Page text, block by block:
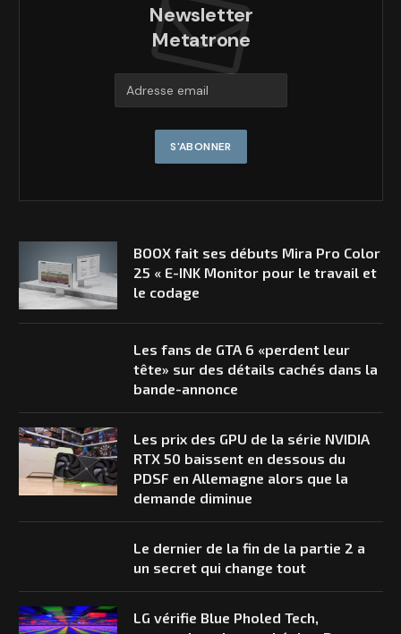
Newsletter
Metatrone
BOOX fait ses débuts Mira Pro Color
25 « E-INK Monitor pour le travail et
le codage
Les fans de GTA 6 «perdent leur
tête» sur des détails cachés dans la
bande-annonce
Les prix des GPU de la série NVIDIA
RTX 50 baissent en dessous du
PDSF en Allemagne alors que la
demande diminue
Le dernier de la fin de la partie 2 a
un secret qui change tout
LG vérifie Blue Pholed Tech,